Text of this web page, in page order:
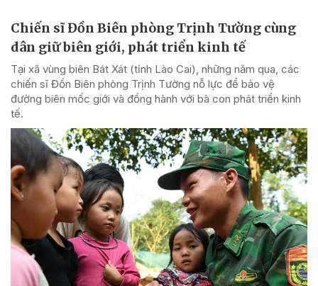
Chiến sĩ Đồn Biên phòng Trịnh Tường cùng
dân giữ biên giới, phát triển kinh tế
Tại xã vùng biên Bát Xát (tỉnh Lào Cai), những năm qua, các
chiến sĩ Đồn Biên phòng Trịnh Tường nỗ lực để bảo vệ
đường biên mốc giới và đồng hành với bà con phát triển kinh
tế.